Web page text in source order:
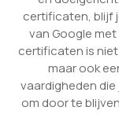
certificaten, blijf
van Google
certificaten is
maar ook
vaardigheden
om door te